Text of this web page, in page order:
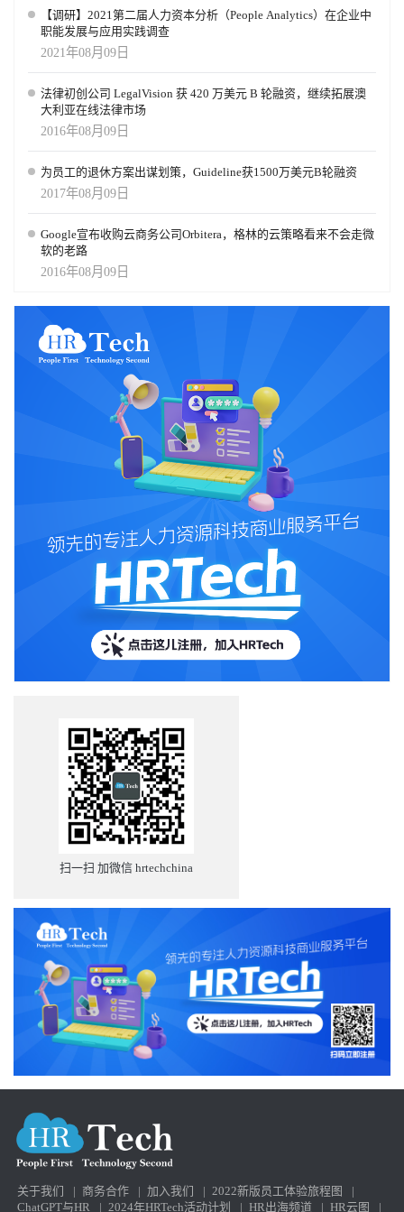
【调研】2021第二届人力资本分析（People Analytics）在企业中
职能发展与应用实践调查
2021年08月09日
法律初创公司 LegalVision 获 420 万美元 B 轮融资，继续拓展澳
大利亚在线法律市场
2016年08月09日
为员工的退休方案出谋划策，Guideline获1500万美元B轮融资
2017年08月09日
Google宣布收购云商务公司Orbitera，格林的云策略看来不会走微
软的老路
2016年08月09日
扫一扫 加微信 hrtechchina
关于我们 | 商务合作 | 加入我们 | 2022新版员工体验旅程图
|
ChatGPT与HR
| 2024年HRTech活动计划 | HR出海频道 | HR云图 |